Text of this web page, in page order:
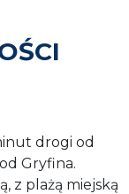
drogi od
Gryfina.
z plażą miejską